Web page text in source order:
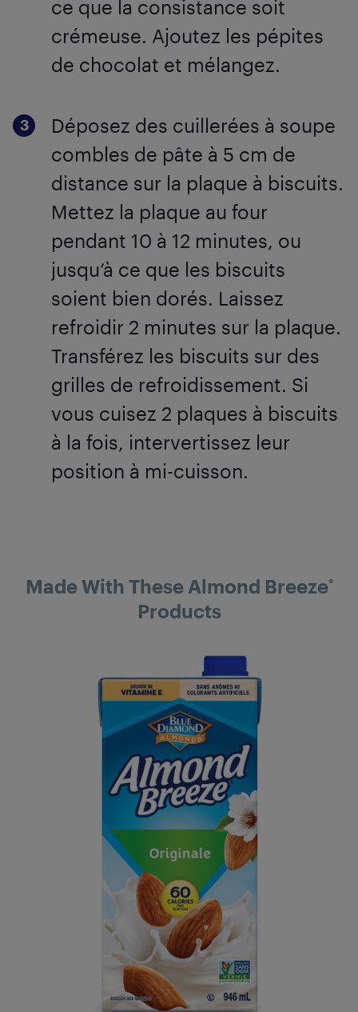
ce que la consistance soit
crémeuse. Ajoutez les pépites
de chocolat et mélangez.
Déposez des cuillerées à soupe
combles de pâte à 5 cm de
distance sur la plaque à biscuits.
Mettez la plaque au four
pendant 10 à 12 minutes, ou
jusqu’à ce que les biscuits
soient bien dorés. Laissez
refroidir 2 minutes sur la plaque.
Transférez les biscuits sur des
grilles de refroidissement. Si
vous cuisez 2 plaques à biscuits
à la fois, intervertissez leur
position à mi-cuisson.
Made With These Almond Breeze®
Products